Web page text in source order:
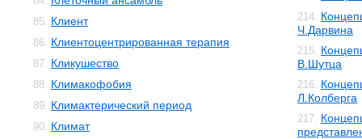
85. Клиент
86. Клиентоцентрированная терапия
87. Кликушество
88. Климакофобия
89. Климактерический период
90. Климат
214.
Ч.Дарвина
215.
В.Шутца
216.
Л.Колберга
217.